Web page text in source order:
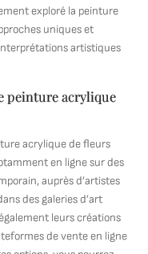
exploré la peinture
uniques et
artistiques
peinture acrylique
acrylique de fleurs
en ligne sur des
auprès d’artistes
des galeries d’art
leurs créations
de vente en ligne